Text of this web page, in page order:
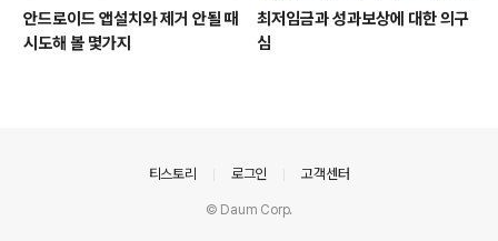
안드로이드 앱설치와 제거 안될 때
시도해 볼 몇가지
최저임금과 성과보상에 대한 의구
심
티스토리 로그인 고객센터
© Daum Corp.